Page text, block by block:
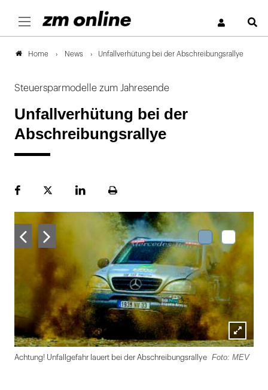
Home News Unfallverhütung bei der Abschreibungsrallye
Steuersparmodelle zum Jahresende
Unfallverhütung bei der
Abschreibungsrallye
FacebookPlattformLinekdInSeite
Lightbox
öffnen
Achtung! Unfallgefahr lauert bei der Abschreibungsrallye Foto: MEV